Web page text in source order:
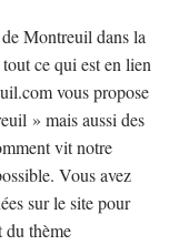
Montreuil dans la
ce qui est en lien
vous propose
» mais aussi des
vit notre
Vous avez
sur le site pour
du thème